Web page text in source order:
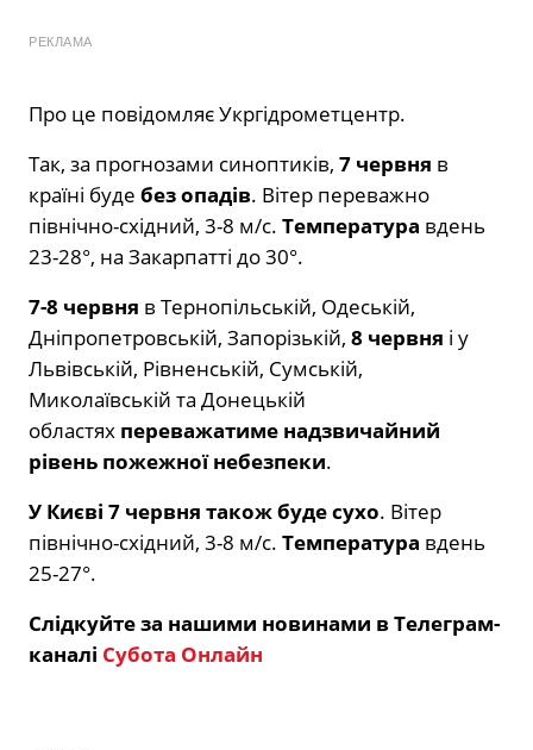
РЕКЛАМА
Про це повідомляє Укргідрометцентр.
Так, за прогнозами синоптиків, 7 червня в
країні буде без опадів. Вітер переважно
північно-східний, 3-8 м/с. Температура вдень
23-28°, на Закарпатті до 30°.
7-8 червня в Тернопільській, Одеській,
Дніпропетровській, Запорізькій, 8 червня і у
Львівській, Рівненській, Сумській,
Миколаївській та Донецькій
областях переважатиме надзвичайний
рівень пожежної небезпеки.
У Києві 7 червня також буде сухо. Вітер
північно-східний, 3-8 м/с. Температура вдень
25-27°.
Слідкуйте за нашими новинами в Телеграм-
каналі Субота Онлайн